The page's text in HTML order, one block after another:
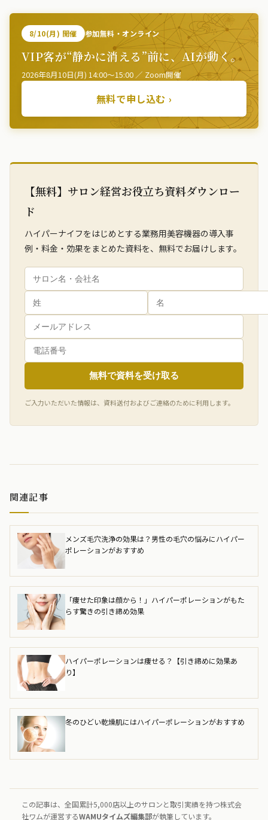
8/10(月) 開催 参加無料・オンライン
VIP客が“静かに消える”前に、AIが動く。
2026年8月10日(月) 14:00〜15:00 ／ Zoom開催
無料で申し込む ›
【無料】サロン経営お役立ち資料ダウンロー
ド
ハイパーナイフをはじめとする業務用美容機器の導入事
例・料金・効果をまとめた資料を、無料でお届けします。
無料で資料を受け取る
ご入力いただいた情報は、資料送付およびご連絡のために利用します。
関連記事
メンズ毛穴洗浄の効果は？男性の毛穴の悩みにハイパー
ポレーションがおすすめ
「痩せた印象は顔から！」ハイパーポレーションがもた
らす驚きの引き締め効果
ハイパーポレーションは痩せる？【引き締めに効果あ
り】
冬のひどい乾燥肌にはハイパーポレーションがおすすめ
この記事は、全国累計5,000店以上のサロンと取引実績を持つ株式会
社ワムが運営するWAMUタイムズ編集部が執筆しています。